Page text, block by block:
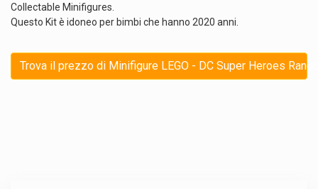
Collectable Minifigures.
Questo Kit è idoneo per bimbi che hanno 2020 anni.
Trova il prezzo di Minifigure LEGO - DC Super Heroes